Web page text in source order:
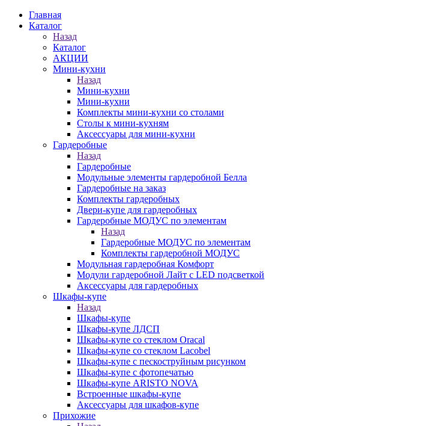
Главная
Каталог
Назад
Каталог
АКЦИИ
Мини-кухни
Назад
Мини-кухни
Мини-кухни
Комплекты мини-кухни со столами
Столы к мини-кухням
Аксессуары для мини-кухни
Гардеробные
Назад
Гардеробные
Модульные элементы гардеробной Белла
Гардеробные на заказ
Комплекты гардеробных
Двери-купе для гардеробных
Гардеробные МОДУС по элементам
Назад
Гардеробные МОДУС по элементам
Комплекты гардеробной МОДУС
Модульная гардеробная Комфорт
Модули гардеробной Лайт с LED подсветкой
Аксессуары для гардеробных
Шкафы-купе
Назад
Шкафы-купе
Шкафы-купе ЛДСП
Шкафы-купе со стеклом Oracal
Шкафы-купе со стеклом Lacobel
Шкафы-купе с пескоструйным рисунком
Шкафы-купе с фотопечатью
Шкафы-купе ARISTO NOVA
Встроенные шкафы-купе
Аксессуары для шкафов-купе
Прихожие